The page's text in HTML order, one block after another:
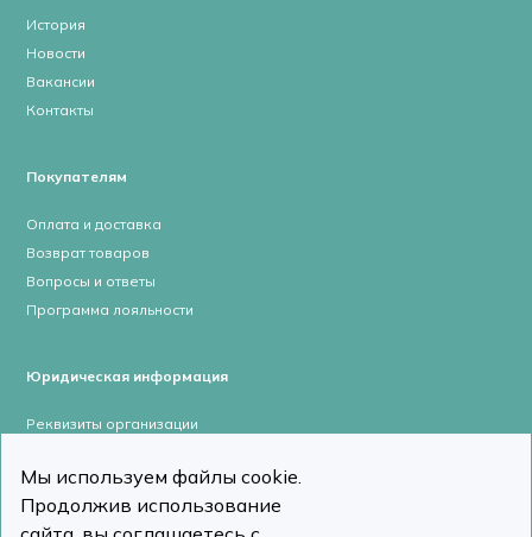
История
Новости
Вакансии
Контакты
Покупателям
Оплата и доставка
Возврат товаров
Вопросы и ответы
Программа лояльности
Юридическая информация
Реквизиты организации
Пользовательское соглашение
Политика конфиденциальности
Мы используем файлы cookie.
Продолжив использование